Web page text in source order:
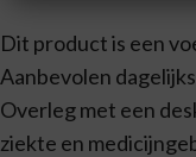
Dit product is een
Aanbevolen
Overleg met een
ziekte en